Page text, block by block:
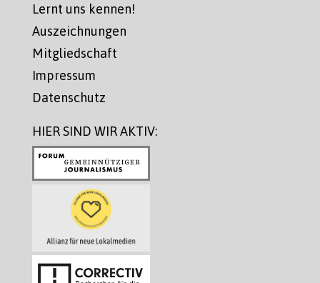
Lernt uns kennen!
Auszeichnungen
Mitgliedschaft
Impressum
Datenschutz
HIER SIND WIR AKTIV: